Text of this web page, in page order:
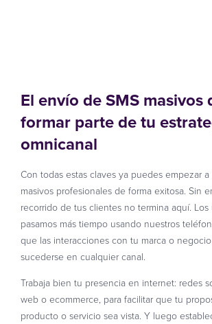
El envío de SMS masivos
formar parte de tu
omnicanal
Con todas estas claves ya puedes empezar a
masivos profesionales de forma exitosa. Sin
recorrido de tus clientes no termina aquí. Los
pasamos más tiempo usando nuestros
que las interacciones con tu marca o
sucederse en cualquier canal.
Trabaja bien tu presencia en internet: redes
web o ecommerce, para facilitar que tu
producto o servicio sea vista. Y luego